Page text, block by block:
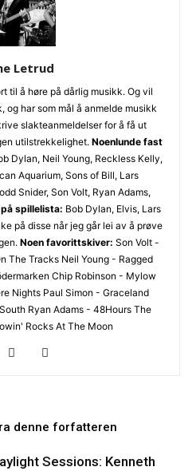
Letrud
til å høre på dårlig musikk. Og vil
og har som mål å anmelde musikk
slakteanmeldelser for å få ut
utilstrekkelighet. Noenlunde fast
Dylan, Neil Young, Reckless Kelly,
Aquarium, Sons of Bill, Lars
Snider, Son Volt, Ryan Adams,
spillelista: Bob Dylan, Elvis, Lars
på disse når jeg går lei av å prøve
Noen favorittskiver: Son Volt -
The Tracks Neil Young - Ragged
Chip Robinson - Mylow
Nights Paul Simon - Graceland
Ryan Adams - 48Hours The
Rocks At The Moon
denne forfatteren
Sessions: Kenneth